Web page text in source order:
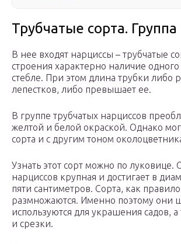
Трубчатые сорта. Группа
В нее входят нарциссы – трубчатые
строения характерно наличие одного
стебле. При этом длина трубки либо
лепестков, либо превышает ее.
В группе трубчатых нарциссов
желтой и белой окраской. Однако
сорта и с другим тоном
Узнать этот сорт можно по луковице.
нарциссов крупная и достигает в
пяти сантиметров. Сорта, как
размножаются. Именно поэтому они
используются для украшения садов,
и срезки.